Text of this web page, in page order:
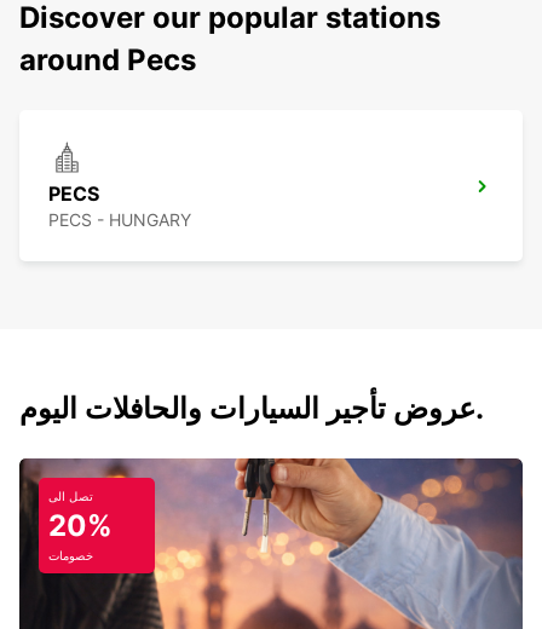
Discover our popular stations
around Pecs
PECS
PECS - HUNGARY
عروض تأجير السيارات والحافلات اليوم.
تصل الى
20%
خصومات